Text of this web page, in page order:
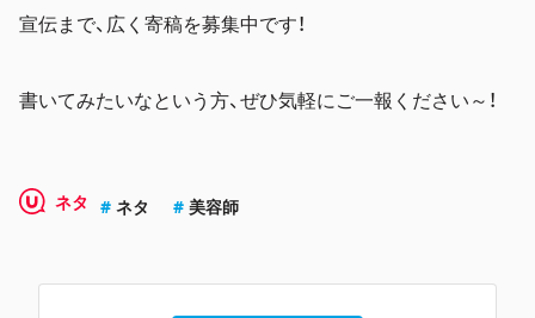
宣伝まで、広く寄稿を募集中です！
書いてみたいなという方、ぜひ気軽にご一報ください～！
ネタ ネタ 美容師